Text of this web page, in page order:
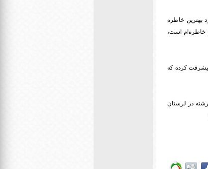
بهترین خاطره
خاطره‌ام است،
پیشرفت کرده که
در لرستان